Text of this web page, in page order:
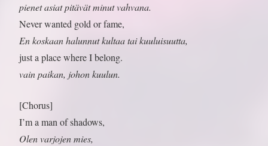
pienet asiat pitävät minut vahvana.
Never wanted gold or fame,
En koskaan halunnut kultaa tai kuuluisuutta,
just a place where I belong.
vain paikan, johon kuulun.
[Chorus]
I’m a man of shadows,
Olen varjojen mies,